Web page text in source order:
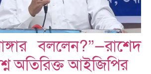
বললেন?”—রাশেদ
অতিরিক্ত আইজিপির